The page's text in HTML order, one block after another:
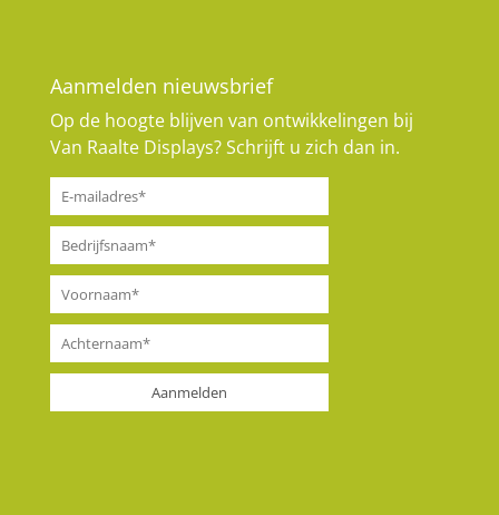
Aanmelden nieuwsbrief
Op de hoogte blijven van ontwikkelingen bij
Van Raalte Displays? Schrijft u zich dan in.